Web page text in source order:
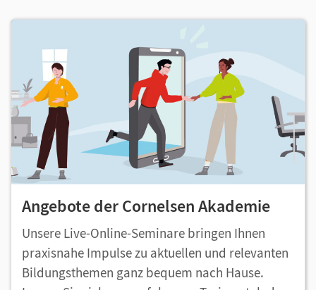
Angebote der Cornelsen Akademie
Unsere Live-Online-Seminare bringen Ihnen
praxisnahe Impulse zu aktuellen und relevanten
Bildungsthemen ganz bequem nach Hause.